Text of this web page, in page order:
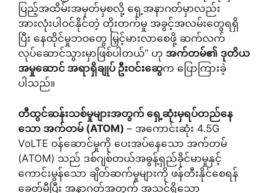
ပြည့်အထိမ်းအမှတ်မှစလို့ ရှေ့အနာဂတ်မှာလည်း
အားလုံးပါဝင်နိုင်တဲ့ တိုးတက်မှု အခွင့်အလမ်းတွေရရှိ
ပြီး နေထိုင်မှုဘဝတွေ မြှင့်မားလာစေဖို့ ဆက်လက်
လုပ်ဆောင်သွားမှာဖြစ်ပါတယ်” ဟု အက်တမ်၏ ဒုတိယ
အမှုဆောင် အရာရှိချုပ် ဦးဝင်းဆွေက ပြောကြားခဲ့
ပါသည်။
တီထွင်ဆန်းသစ်မှုများအတွက် ရှေ့ဆုံးမှရပ်တည်နေ
သော အက်တမ် (ATOM) – အကောင်းဆုံး 4.5G
VoLTE ဝန်ဆောင်မှုကို ပေးအပ်နေသော အက်တမ်
(ATOM) သည် ဒစ်ဂျစ်တယ်အဓွန့်ရှည်ခိုင်မာမှုနှင့်
ကောင်းမွန်သော ချိတ်ဆက်မှုများကို ဖန်တီးနိုင်စေရန်
ခေတ်မီပြီး အနာဂတ်အတွက် အသင့်ရှိသော